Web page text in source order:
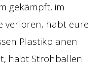
gekämpft, im
verloren, habt eure
Plastikplanen
habt Strohballen